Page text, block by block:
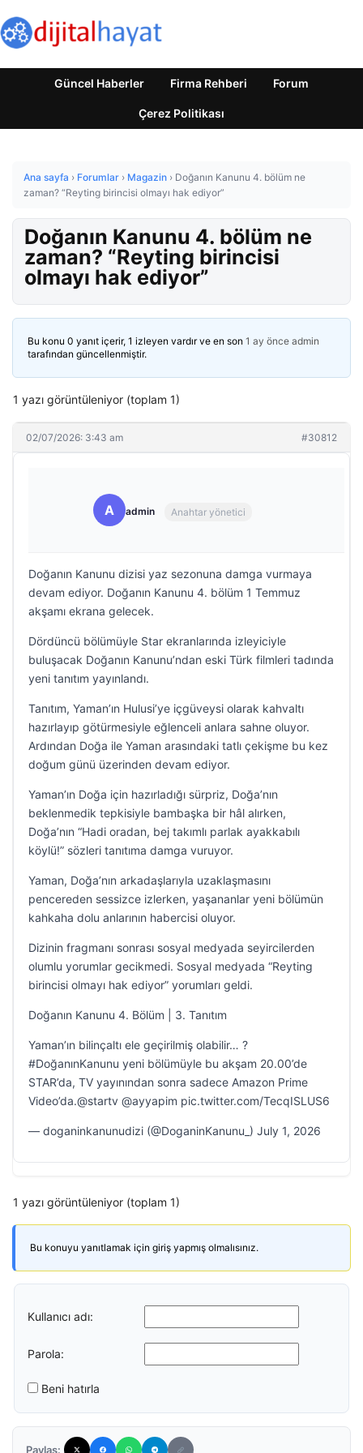
Güncel Haberler Firma Rehberi Forum
Çerez Politikası
Ana sayfa › Forumlar › Magazin › Doğanın Kanunu 4. bölüm ne
zaman? “Reyting birincisi olmayı hak ediyor”
Doğanın Kanunu 4. bölüm ne
zaman? “Reyting birincisi
olmayı hak ediyor”
Bu konu 0 yanıt içerir, 1 izleyen vardır ve en son 1 ay önce admin
tarafından güncellenmiştir.
1 yazı görüntüleniyor (toplam 1)
02/07/2026: 3:43 am #30812
A admin Anahtar yönetici
Doğanın Kanunu dizisi yaz sezonuna damga vurmaya
devam ediyor. Doğanın Kanunu 4. bölüm 1 Temmuz
akşamı ekrana gelecek.
Dördüncü bölümüyle Star ekranlarında izleyiciyle
buluşacak Doğanın Kanunu’ndan eski Türk filmleri tadında
yeni tanıtım yayınlandı.
Tanıtım, Yaman’ın Hulusi’ye içgüveysi olarak kahvaltı
hazırlayıp götürmesiyle eğlenceli anlara sahne oluyor.
Ardından Doğa ile Yaman arasındaki tatlı çekişme bu kez
doğum günü üzerinden devam ediyor.
Yaman’ın Doğa için hazırladığı sürpriz, Doğa’nın
beklenmedik tepkisiyle bambaşka bir hâl alırken,
Doğa’nın “Hadi oradan, bej takımlı parlak ayakkabılı
köylü!” sözleri tanıtıma damga vuruyor.
Yaman, Doğa’nın arkadaşlarıyla uzaklaşmasını
pencereden sessizce izlerken, yaşananlar yeni bölümün
kahkaha dolu anlarının habercisi oluyor.
Dizinin fragmanı sonrası sosyal medyada seyircilerden
olumlu yorumlar gecikmedi. Sosyal medyada “Reyting
birincisi olmayı hak ediyor” yorumları geldi.
Doğanın Kanunu 4. Bölüm | 3. Tanıtım
Yaman’ın bilinçaltı ele geçirilmiş olabilir… ?
#DoğanınKanunu yeni bölümüyle bu akşam 20.00’de
STAR’da, TV yayınından sonra sadece Amazon Prime
Video’da.@startv @ayyapim pic.twitter.com/TecqISLUS6
— doganinkanunudizi (@DoganinKanunu_) July 1, 2026
1 yazı görüntüleniyor (toplam 1)
Bu konuyu yanıtlamak için giriş yapmış olmalısınız.
Kullanıcı adı:
Parola:
Beni hatırla
Paylaş: